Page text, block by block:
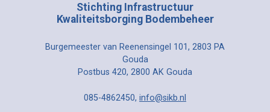
Stichting Infrastructuur
Kwaliteitsborging Bodembeheer
Burgemeester van Reenensingel 101, 2803 PA
Gouda
Postbus 420, 2800 AK Gouda
085-4862450, info@sikb.nl